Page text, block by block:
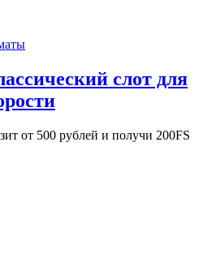
слот для
от 500 рублей и получи 200FS